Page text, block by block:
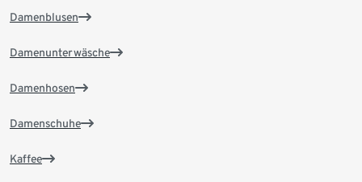
Damenblusen
Damenunterwäsche
Damenhosen
Damenschuhe
Kaffee